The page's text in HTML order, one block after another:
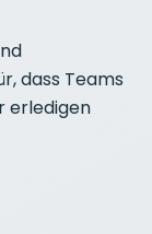
dass Teams
erledigen